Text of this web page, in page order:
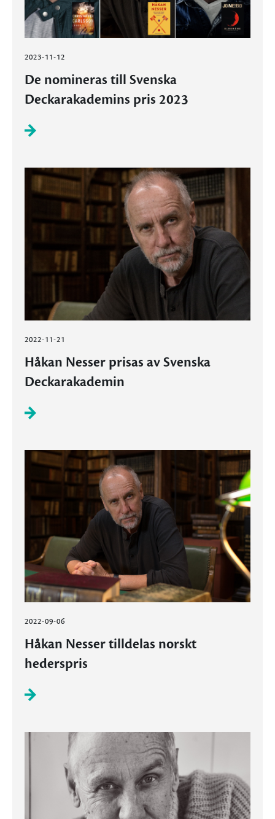
2023-11-12
De nomineras till Svenska
Deckarakademins pris 2023
2022-11-21
Håkan Nesser prisas av Svenska
Deckarakademin
2022-09-06
Håkan Nesser tilldelas norskt
hederspris